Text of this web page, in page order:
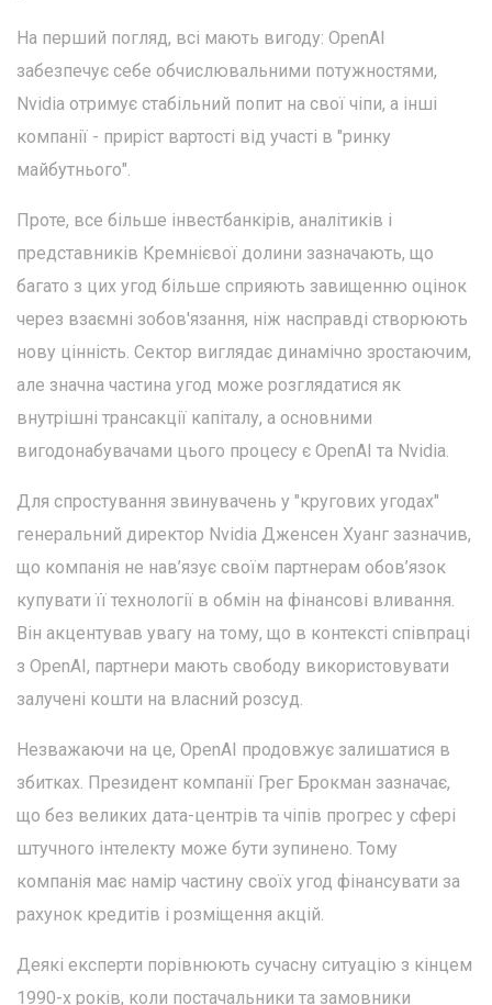
На перший погляд, всі мають вигоду: OpenAI
забезпечує себе обчислювальними потужностями,
Nvidia отримує стабільний попит на свої чіпи, а інші
компанії - приріст вартості від участі в "ринку
майбутнього".
Проте, все більше інвестбанкірів, аналітиків і
представників Кремнієвої долини зазначають, що
багато з цих угод більше сприяють завищенню оцінок
через взаємні зобов'язання, ніж насправді створюють
нову цінність. Сектор виглядає динамічно зростаючим,
але значна частина угод може розглядатися як
внутрішні трансакції капіталу, а основними
вигодонабувачами цього процесу є OpenAI та Nvidia.
Для спростування звинувачень у "кругових угодах"
генеральний директор Nvidia Дженсен Хуанг зазначив,
що компанія не нав’язує своїм партнерам обов’язок
купувати її технології в обмін на фінансові вливання.
Він акцентував увагу на тому, що в контексті співпраці
з OpenAI, партнери мають свободу використовувати
залучені кошти на власний розсуд.
Незважаючи на це, OpenAI продовжує залишатися в
збитках. Президент компанії Грег Брокман зазначає,
що без великих дата-центрів та чіпів прогрес у сфері
штучного інтелекту може бути зупинено. Тому
компанія має намір частину своїх угод фінансувати за
рахунок кредитів і розміщення акцій.
Деякі експерти порівнюють сучасну ситуацію з кінцем
1990-х років, коли постачальники та замовники